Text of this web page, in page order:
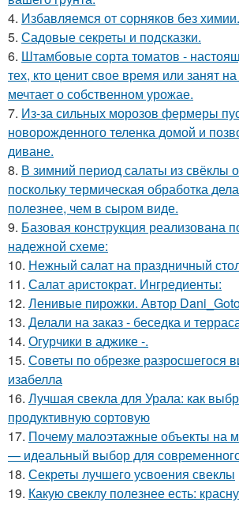
4. Избавляемся от сорняков без химии.
5. Садовые секреты и подсказки.
6. Штамбовые сорта томатов -
тех, кто ценит свое время или занят
мечтает о собственном урожае.
7. Из-за сильных морозов фермеры
новорожденного теленка домой и
диване.
8. В зимний период салаты из свёклы
поскольку термическая обработка
полезнее, чем в сыром виде.
9. Базовая конструкция реализована
надежной схеме:
10. Нежный салат на праздничный
11. Салат аристократ. Ингредиенты:
12. Ленивые пирожки. Автор
13. Делали на заказ - беседка и
14. Огурчики в аджике -.
15. Советы по обрезке разросшегося
изабелла
16. Лучшая свекла для Урала: как
продуктивную сортовую
17. Почему малоэтажные объекты на
— идеальный выбор для современного
18. Секреты лучшего усвоения свеклы
19. Какую свеклу полезнее есть: